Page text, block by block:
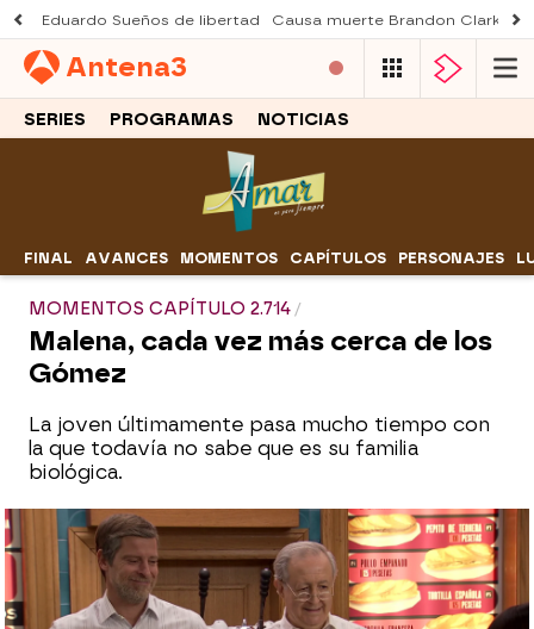
Eduardo Sueños de libertad Causa muerte Brandon Clarke
Antena3
SERIES PROGRAMAS NOTICIAS
FINAL AVANCES MOMENTOS CAPÍTULOS PERSONAJES
MOMENTOS CAPÍTULO 2.714
Malena, cada vez más cerca de los
Gómez
La joven últimamente pasa mucho tiempo con
la que todavía no sabe que es su familia
biológica.